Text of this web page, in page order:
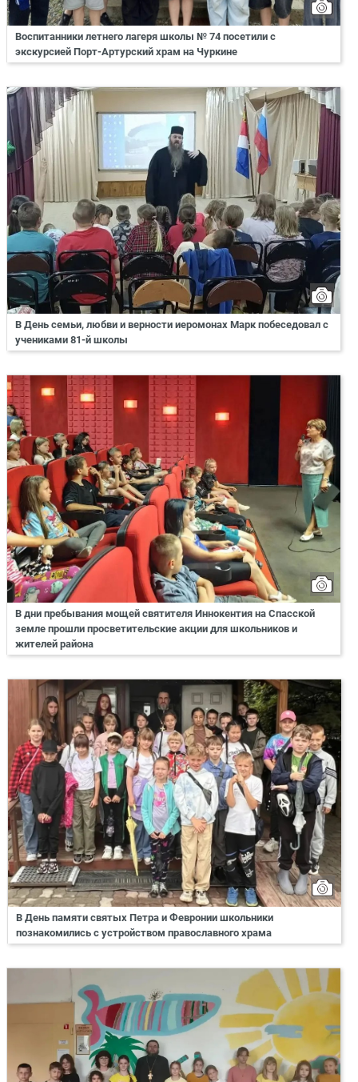
Воспитанники летнего лагеря школы № 74 посетили с
экскурсией Порт-Артурский храм на Чуркине
В День семьи, любви и верности иеромонах Марк побеседовал с
учениками 81-й школы
В дни пребывания мощей святителя Иннокентия на Спасской
земле прошли просветительские акции для школьников и
жителей района
В День памяти святых Петра и Февронии школьники
познакомились с устройством православного храма